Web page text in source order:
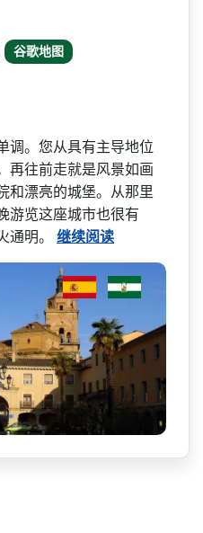
谷歌地图
调­。您从具有主导地位
再往前­走就是风景如画
和漂亮的城­堡。从那里
游览这座城市也­很有
通明。 继续阅读